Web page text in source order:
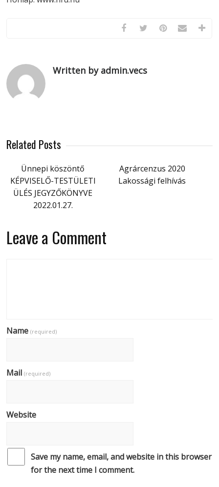
Written by admin.vecs
Related Posts
Ünnepi köszöntő
Agrárcenzus 2020
KÉPVISELŐ-TESTÜLETI
ÜLÉS JEGYZŐKÖNYVE
2022.01.27.
Lakossági felhívás
Leave a Comment
Name(required)
Mail(required)
Website
Save my name, email, and website in this browser
for the next time I comment.